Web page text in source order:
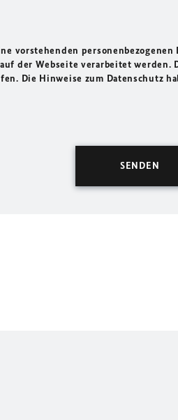
vorstehenden
der Webseite verarbeitet
Die Hinweise zum Datenschutz